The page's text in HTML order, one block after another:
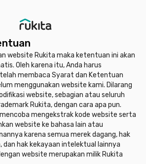
website Rukita maka ketentuan ini akan
Oleh karena itu, Anda harus
membaca Syarat dan Ketentuan
menggunakan website kami. Dilarang
website, sebagian atau seluruh
Rukita, dengan cara apa pun.
mengekstrak kode website serta
website ke bahasa lain atau
karena semua merek dagang, hak
dan hak kekayaan intelektual lainnya
website merupakan milik Rukita